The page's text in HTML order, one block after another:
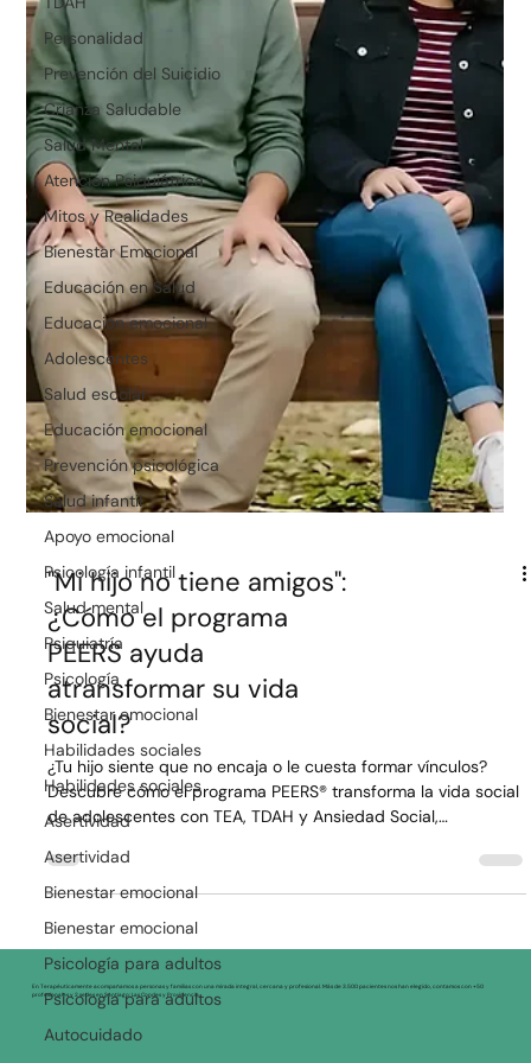
Personalidad
Prevención del Suicidio
Crianza Saludable
Salud Mental
Atención Psiquiátrica
Mitos y Realidades
Bienestar Emocional
Educación en Salud
Educación emocional
Adolescentes
Salud escolar
Educación emocional
Prevención psicológica
Salud infantil
Apoyo emocional
Psicología infantil
Salud mental
Psiquiatría
Psicología
Bienestar emocional
Habilidades sociales
Habilidades sociales
Asertividad
Asertividad
Bienestar emocional
Bienestar emocional
Psicología para adultos
Psicología para adultos
Autocuidado
"Mi hijo no tiene amigos":
¿Cómo el programa
PEERS ayuda
atransformar su vida
social?
¿Tu hijo siente que no encaja o le cuesta formar vínculos?
Descubre cómo el programa PEERS® transforma la vida social
de adolescentes con TEA, TDAH y Ansiedad Social,
enseñándoles habilidades prácticas para hacer amigos y
navegar con éxito en entornos reales y seguros.
En Terapéuticamente acompañamos a personas y familias con una mirada integral, cercana y profesional. Más de 3.500 pacientes nos han elegido, contamos con +50